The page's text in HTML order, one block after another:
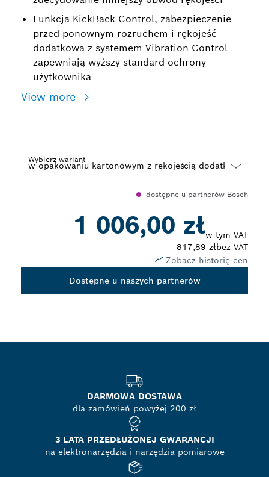
Funkcja KickBack Control, zabezpieczenie
przed ponownym rozruchem i rękojeść
dodatkowa z systemem Vibration Control
zapewniają wyższy standard ochrony
użytkownika
View more
Wybierz wariant
dostępne u partnerów Bosch
1 006,00 złw tym VAT
817,89 złbez VAT
Zobacz historię cen
Dostępne u naszych partnerów
DARMOWA DOSTAWA
dla zamówień powyżej 200 zł
3 LATA PRZEDŁUŻONEJ GWARANCJI
na elektronarzędzia i narzędzia pomiarowe